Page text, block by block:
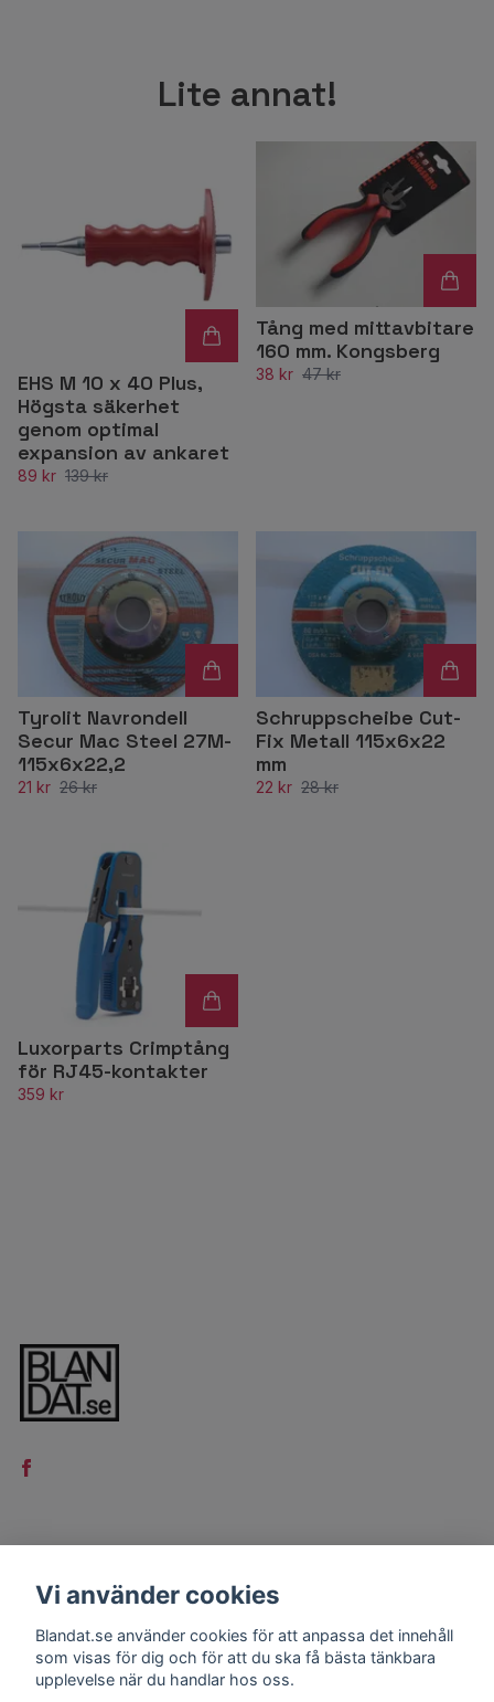
Lite annat!
EHS M 10 x 40 Plus,
Högsta säkerhet
genom optimal
expansion av ankaret
89 kr 139 kr
Tång med mittavbitare
160 mm. Kongsberg
38 kr 47 kr
Tyrolit Navrondell
Secur Mac Steel 27M-
115x6x22,2
21 kr 26 kr
Schruppscheibe Cut-
Fix Metall 115x6x22
mm
22 kr 28 kr
Luxorparts Crimptång
för RJ45-kontakter
359 kr
Kontakt
Köpvillkor
Vi använder cookies
Blandat.se använder cookies för att anpassa det innehåll
som visas för dig och för att du ska få bästa tänkbara
upplevelse när du handlar hos oss.